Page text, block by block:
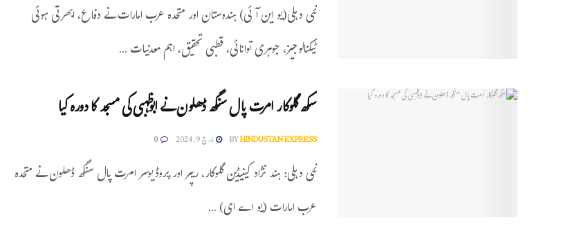
نئی دہلی(یو این آئی) ہندوستان اور متحدہ عرب امارات نے دفاع، ابھرتی ہوئی
ٹیکنالوجیز، جوہری توانائی، قطبی تحقیق، اہم معدنیات ...
سکھ گلوکار امرت پال سنگھ ڈھلون نے ابوظہبی کی مسجد کا دورہ کیا
BYHINDUSTAN EXPRESS مارچ 9, 2024 0
نئی دہلی: ہند نژاد کینیڈین گلوکار، ریپر اور پروڈیوسر امرت پال سنگھ ڈھلون نے متحدہ
عرب امارات (یو اے ای) ...